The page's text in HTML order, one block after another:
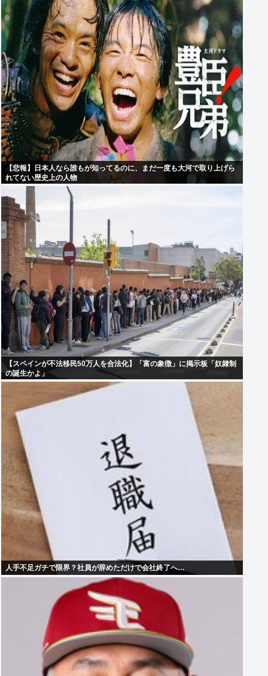
【悲報】日本人なら誰もが知ってるのに、まだ一度も大河で取り上げら
れてない歴史上の人物
【スペインが不法移民50万人を合法化】「富の象徴」に掲示板「奴隷制
の誕生かよ」
人手不足ガチで限界？社員が辞めただけで会社終了へ…